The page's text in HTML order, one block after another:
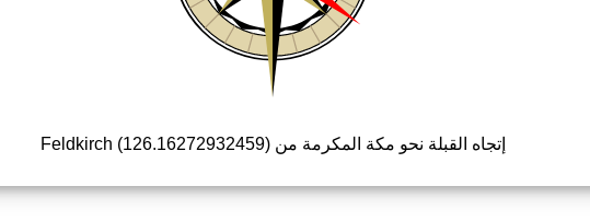
إتجاه القبلة نحو مكة المكرمة من Feldkirch (126.16272932459)